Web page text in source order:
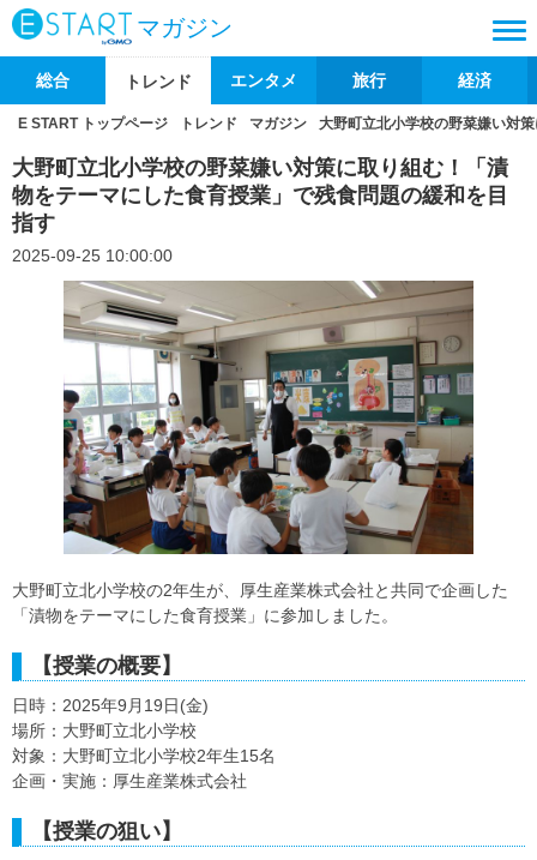
マガジン
総合 トレンド エンタメ 旅行 経済
E START トップページ トレンド マガジン 大野町立北小学校の野菜嫌い対
大野町立北小学校の野菜嫌い対策に取り組む！「漬
物をテーマにした食育授業」で残食問題の緩和を目
指す
2025-09-25 10:00:00
大野町立北小学校の2年生が、厚生産業株式会社と共同で企画した
「漬物をテーマにした食育授業」に参加しました。
【授業の概要】
日時：2025年9月19日(金)
場所：大野町立北小学校
対象：大野町立北小学校2年生15名
企画・実施：厚生産業株式会社
【授業の狙い】